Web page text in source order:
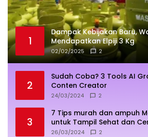
1
Dampak Kebijakan Baru,
Mendapatkan Elpiji 3 Kg
02/02/2025 2
2
Sudah Coba? 3 Tools AI
Conten Creator
24/03/2024 2
3
7 Tips murah dan ampuh
untuk Tampil Sehat dan
26/03/2024 2